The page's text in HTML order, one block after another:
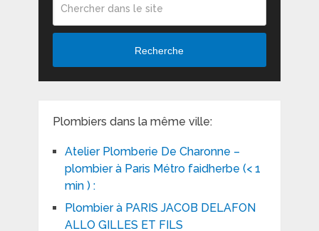
Recherche
Plombiers dans la même ville:
Atelier Plomberie De Charonne –
plombier à Paris Métro faidherbe (< 1
min ) :
Plombier à PARIS JACOB DELAFON
ALLO GILLES ET FILS